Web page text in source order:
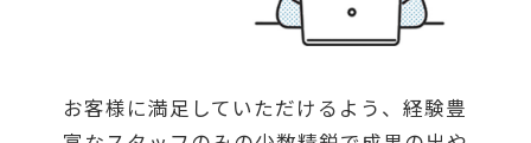
お客様に満足していただけるよう、経験豊